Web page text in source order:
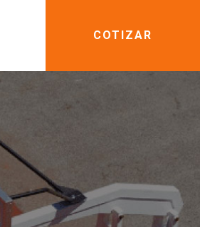
COTIZAR